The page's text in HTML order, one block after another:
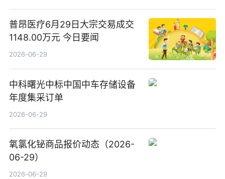
普昂医疗6月29日大宗交易成交
1148.00万元 今日要闻
2026-06-29
中科曙光中标中国中车存储设备
年度集采订单
2026-06-29
氧氯化铋商品报价动态（2026-
06-29）
2026-06-29